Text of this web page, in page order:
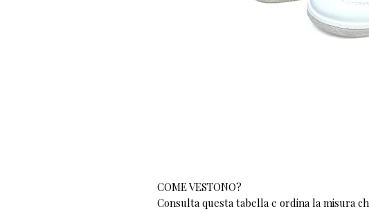
COME VESTONO?
Consulta questa tabella e ordina la misura